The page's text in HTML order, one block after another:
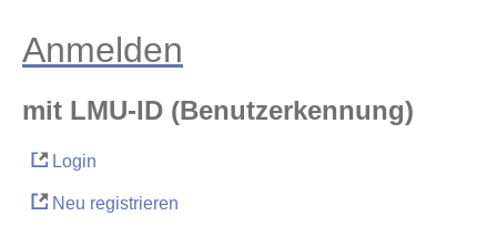
Anmelden
mit LMU-ID (Benutzerkennung)
Login
Neu registrieren